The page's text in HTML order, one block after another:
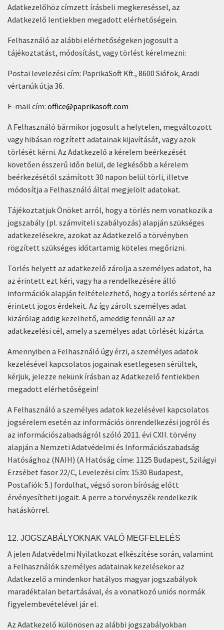
Adatkezelőhöz címzett írásbeli megkereséssel, az
Adatkezelő lentiekben megadott elérhetőségein.
Felhasználó az alábbi elérhetőségeken jogosult a
tájékoztatást, módosítást, vagy törlést kérelmezni:
Postai levelezési cím: PaprikaSoft Kft., 8600 Siófok, Aradi
vértanúk útja 36.
E-mail cím: office@paprikasoft.com
A Felhasználó bármikor jogosult a helytelen, megváltozott
vagy hibásan rögzített adatainak kijavítását, vagy azok
törlését kérni. Az Adatkezelő a kérelem beérkezését
követően ésszerű időn belül, de legkésőbb a kérelem
beérkezésétől számított 30 napon belül törli, illetve
módosítja a Felhasználó által megjelölt adatokat.
Tájékoztatjuk Önöket arról, hogy a törlés nem vonatkozik a
jogszabály (pl. számviteli szabályozás) alapján szükséges
adatkezelésekre, azokat az Adatkezelő a törvényben
rögzített szükséges időtartamig köteles megőrizni.
Törlés helyett az adatkezelő zárolja a személyes adatot, ha
az érintett ezt kéri, vagy ha a rendelkezésére álló
információk alapján feltételezhető, hogy a törlés sértené az
érintett jogos érdekeit. Az így zárolt személyes adat
kizárólag addig kezelhető, ameddig fennáll az az
adatkezelési cél, amely a személyes adat törlését kizárta.
Amennyiben a Felhasználó úgy érzi, a személyes adatok
kezelésével kapcsolatos jogainak esetlegesen sérültek,
kérjük, jelezze nekünk írásban az Adatkezelő fentiekben
megadott elérhetőségein!
A Felhasználó a személyes adatok kezelésével kapcsolatos
jogsérelem esetén az információs önrendelkezési jogról és
az információszabadságról szóló 2011. évi CXII. törvény
alapján a Nemzeti Adatvédelmi és Információszabadság
Hatósághoz (NAIH) (A Hatóság címe: 1125 Budapest, Szilágyi
Erzsébet fasor 22/C, Levelezési cím: 1530 Budapest,
Postafiók: 5.) fordulhat, végső soron bíróság előtt
érvényesítheti jogait. A perre a törvényszék rendelkezik
hatáskörrel.
12. JOGSZABÁLYOKNAK VALÓ MEGFELELÉS
A jelen Adatvédelmi Nyilatkozat elkészítése során, valamint
a Felhasználók személyes adatainak kezelésekor az
Adatkezelő a mindenkor hatályos magyar jogszabályok
maradéktalan betartásával, és a vonatkozó uniós normák
figyelembevételével jár el.
Az Adatkezelő különösen az alábbi jogszabályokban